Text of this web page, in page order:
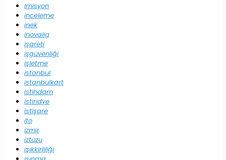
imisyon
inceleme
inek
inovalig
işareti
işgüvenliği
işletme
istanbul
istanbulkart
istihdam
istiridye
istişare
ito
izmir
iztuzu
ışıkkirliliği